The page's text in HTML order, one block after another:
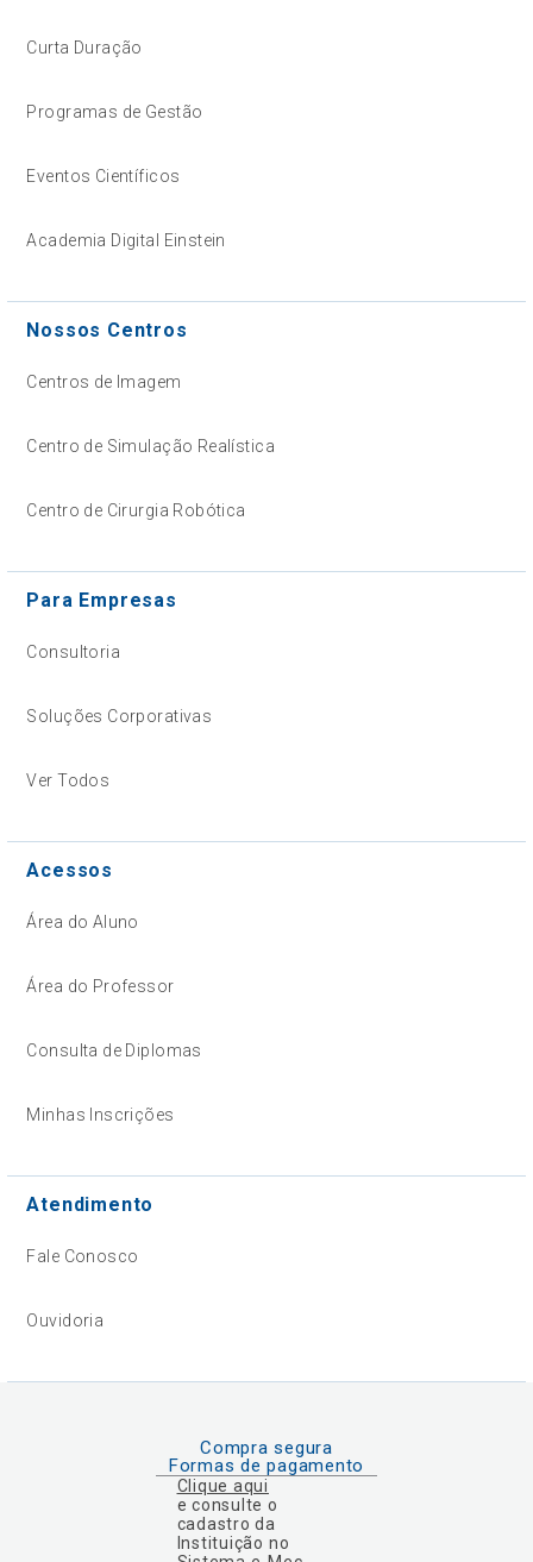
Curta Duração
Programas de Gestão
Eventos Científicos
Academia Digital Einstein
Nossos Centros
Centros de Imagem
Centro de Simulação Realística
Centro de Cirurgia Robótica
Para Empresas
Consultoria
Soluções Corporativas
Ver Todos
Acessos
Área do Aluno
Área do Professor
Consulta de Diplomas
Minhas Inscrições
Atendimento
Fale Conosco
Ouvidoria
Compra segura
Formas de pagamento
Clique aqui
e consulte o
cadastro da
Instituição no